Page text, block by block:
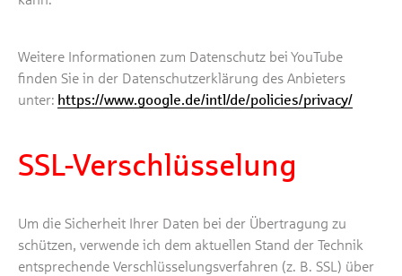
Weitere Informationen zum Datenschutz bei YouTube
finden Sie in der Datenschutzerklärung des Anbieters
unter: https://www.google.de/intl/de/policies/privacy/
SSL-Verschlüsselung
Um die Sicherheit Ihrer Daten bei der Übertragung zu
schützen, verwende ich dem aktuellen Stand der Technik
entsprechende Verschlüsselungsverfahren (z. B. SSL) über